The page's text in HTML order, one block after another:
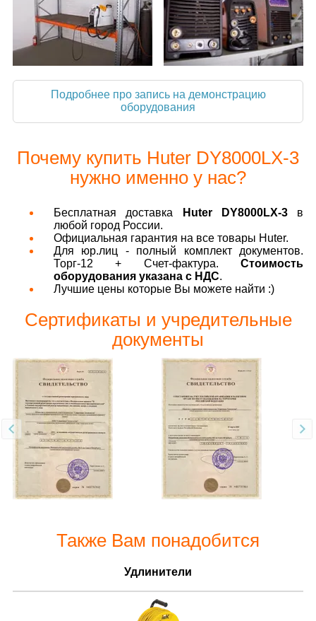
Подробнее про запись на демонстрацию
оборудования
Почему купить Huter DY8000LX-3
нужно именно у нас?
Бесплатная доставка Huter DY8000LX-3в
любой город России.
Официальная гарантия на все товары Huter.
Для юр.лиц - полный комплект документов.
Торг-12 + Счет-фактура. Стоимость
оборудования указана с НДС.
Лучшие цены которые Вы можете найти :)
Сертификаты и учредительные
документы
Также Вам понадобится
Удлинители